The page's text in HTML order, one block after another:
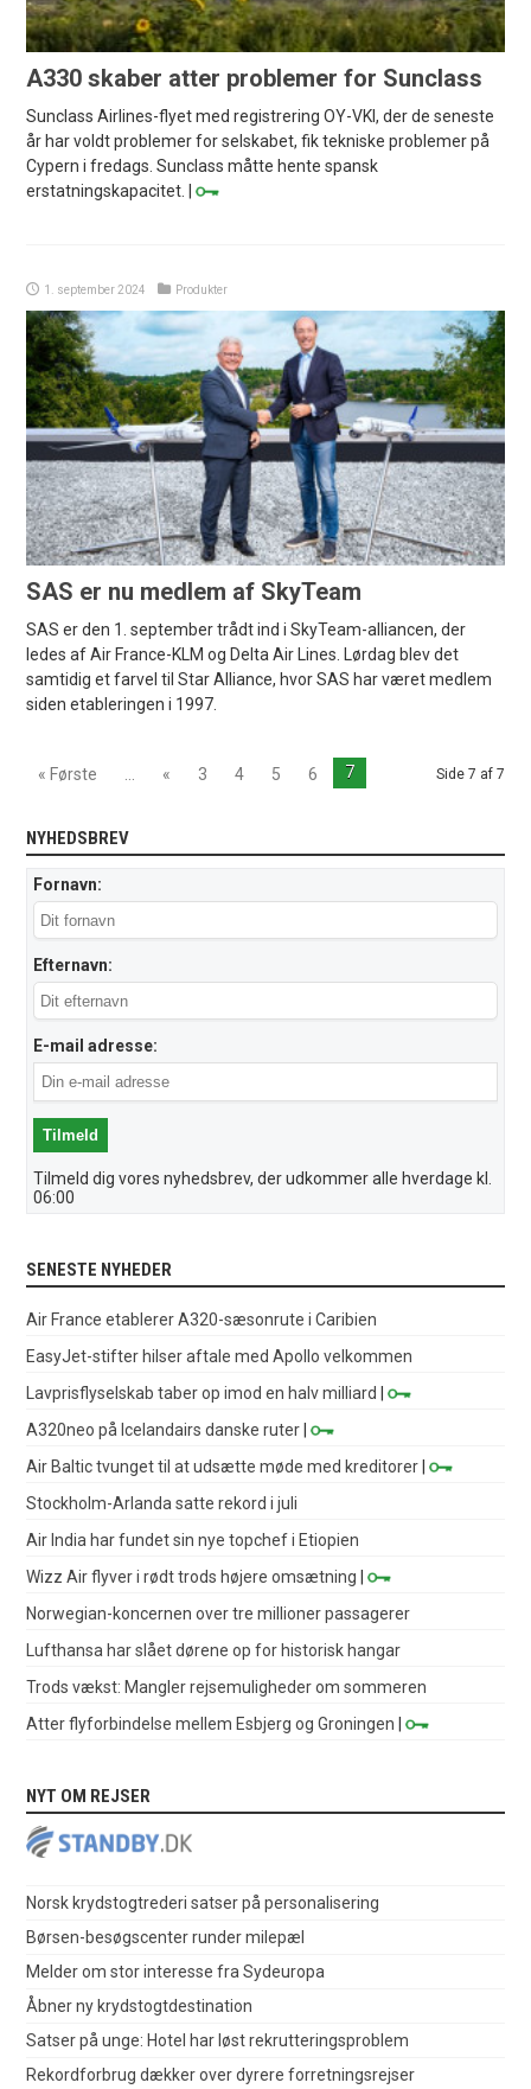
A330 skaber atter problemer for Sunclass
Sunclass Airlines-flyet med registrering OY-VKI, der de seneste
år har voldt problemer for selskabet, fik tekniske problemer på
Cypern i fredags. Sunclass måtte hente spansk
erstatningskapacitet. |
1. september 2024 Produkter
SAS er nu medlem af SkyTeam
SAS er den 1. september trådt ind i SkyTeam-alliancen, der
ledes af Air France-KLM og Delta Air Lines. Lørdag blev det
samtidig et farvel til Star Alliance, hvor SAS har været medlem
siden etableringen i 1997.
Side 7 af 7
« Første ... « 3 4 5 6 7
NYHEDSBREV
Fornavn:
Efternavn:
E-mail adresse:
Tilmeld dig vores nyhedsbrev, der udkommer alle hverdage kl.
06:00
SENESTE NYHEDER
Air France etablerer A320-sæsonrute i Caribien
EasyJet-stifter hilser aftale med Apollo velkommen
Lavprisflyselskab taber op imod en halv milliard
|
A320neo på Icelandairs danske ruter |
Air Baltic tvunget til at udsætte møde med kreditorer |
Stockholm-Arlanda satte rekord i juli
Air India har fundet sin nye topchef i Etiopien
Wizz Air flyver i rødt trods højere omsætning |
Norwegian-koncernen over tre millioner passagerer
Lufthansa har slået dørene op for historisk hangar
Trods vækst: Mangler rejsemuligheder om sommeren
Atter flyforbindelse mellem Esbjerg og Groningen |
NYT OM REJSER
Norsk krydstogtrederi satser på personalisering
Børsen-besøgscenter runder milepæl
Melder om stor interesse fra Sydeuropa
Åbner ny krydstogtdestination
Satser på unge: Hotel har løst rekrutteringsproblem
Rekordforbrug dækker over dyrere forretningsrejser